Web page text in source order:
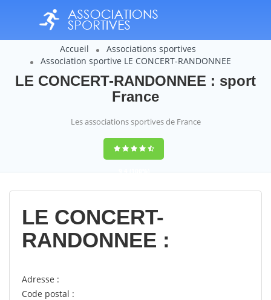
Accueil
Associations sportives
Association sportive LE CONCERT-RANDONNEE
LE CONCERT-RANDONNEE : sport
France
Les associations sportives de France
9,4(100%)
14358votes
LE CONCERT-
RANDONNEE :
Adresse :
Code postal :